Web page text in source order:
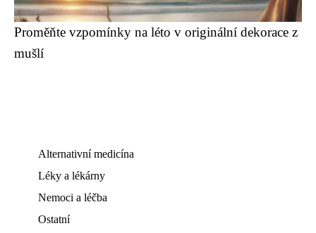
Proměňte vzpomínky na léto v originální dekorace z
mušlí
Alternativní medicína
Léky a lékárny
Nemoci a léčba
Ostatní